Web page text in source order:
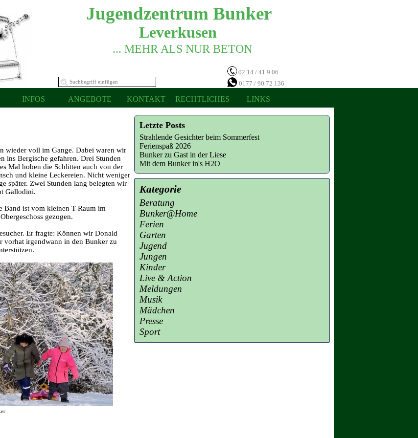
Jugendzentrum Bunker
... MEHR ALS NUR BETON
02 14 / 41 9 06
0177 / 90 72 136
Leverkusen
INFOS ANGEBOTE KONTAKT RECHTLICHES LINKS
wieder voll im Gange. Dabei waren wir
ins Bergische gefahren. Drei Stunden
Mal hoben die Schlitten auch von der
und kleine Leckereien. Nicht weniger
später. Zwei Stunden lang belegten wir
Gallodini.
Band ist vom kleinen T-Raum im
gezogen.
Er fragte: Können wir Donald
vorhat irgendwann in den Bunker zu
Letzte Posts
Strahlende Gesichter beim Sommerfest
Ferienspaß 2026
Bunker zu Gast in der Liese
Mit dem Bunker in's H2O
Kategorie
Beratung
Bunker@Home
Ferien
Garten
Jugend
Jungen
Kinder
Live & Action
Meldungen
Musik
Mädchen
Presse
Sport